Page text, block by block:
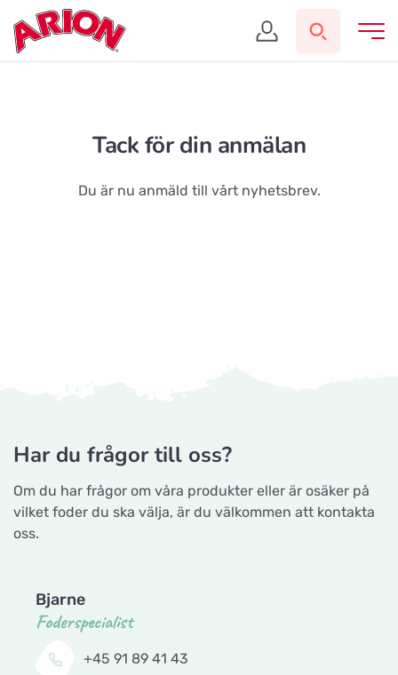
Tack för din anmälan
Du är nu anmäld till vårt nyhetsbrev.
Har du frågor till oss?
Om du har frågor om våra produkter eller är osäker på
vilket foder du ska välja, är du välkommen att kontakta
oss.
Bjarne
Foderspecialist
+45 91 89 41 43